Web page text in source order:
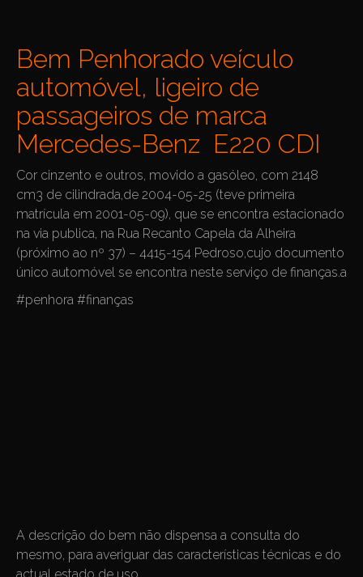
Bem Penhorado veículo
automóvel, ligeiro de
passageiros de marca
Mercedes-Benz E220 CDI
Cor cinzento e outros, movido a gasóleo, com 2148
cm3 de cilindrada,de 2004-05-25 (teve primeira
matrícula em 2001-05-09), que se encontra estacionado
na via publica, na Rua Recanto Capela da Alheira
(próximo ao nº 37) – 4415-154 Pedroso,cujo documento
único automóvel se encontra neste serviço de finanças.a
#penhora #finanças
A descrição do bem não dispensa a consulta do
mesmo, para averiguar das características técnicas e do